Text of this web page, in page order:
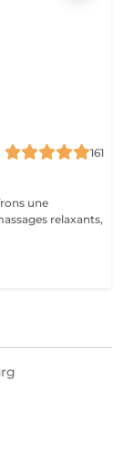
161
une
relaxants,